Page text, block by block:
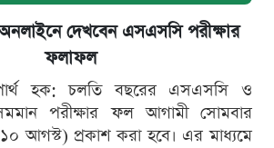
দেখবেন এসএসসি পরীক্ষার
ফলাফল
হক: চলতি বছরের এসএসসি ও
পরীক্ষার ফল আগামী সোমবার
আগস্ট) প্রকাশ করা হবে। এর মাধ্যমে